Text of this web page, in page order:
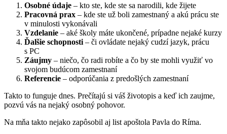
Osobné údaje – kto ste, kde ste sa narodili, kde žijete
Pracovná prax – kde ste už boli zamestnaný a akú prácu ste
v minulosti vykonávali
Vzdelanie – aké školy máte ukončené, prípadne nejaké kurzy
Ďalšie schopnosti – či ovládate nejaký cudzí jazyk, prácu
s PC
Záujmy – niečo, čo radi robíte a čo by ste mohli využiť vo
svojom budúcom zamestnaní
Referencie – odporúčania z predošlých zamestnaní
Takto to funguje dnes. Prečítajú si váš životopis a keď ich zaujme,
pozvú vás na nejaký osobný pohovor.
Na mňa takto nejako zapôsobil aj list apoštola Pavla do Ríma.